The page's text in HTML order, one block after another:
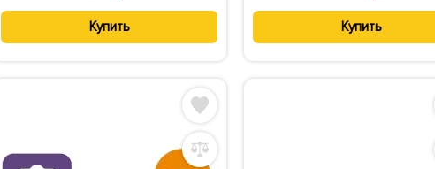
Купить Купить